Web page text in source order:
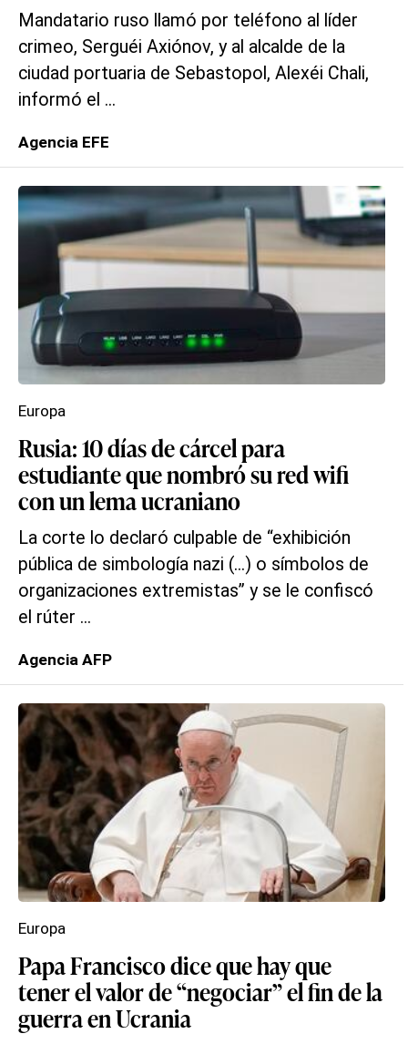
Mandatario ruso llamó por teléfono al líder
crimeo, Serguéi Axiónov, y al alcalde de la
ciudad portuaria de Sebastopol, Alexéi Chali,
informó el ...
Agencia EFE
Rusia: 10 días de cárcel para
estudiante que nombró su red wifi
con un lema ucraniano
La corte lo declaró culpable de “exhibición
pública de simbología nazi (...) o símbolos de
organizaciones extremistas” y se le confiscó
el rúter ...
Europa
Agencia AFP
Papa Francisco dice que hay que
tener el valor de “negociar” el fin de la
guerra en Ucrania
Europa